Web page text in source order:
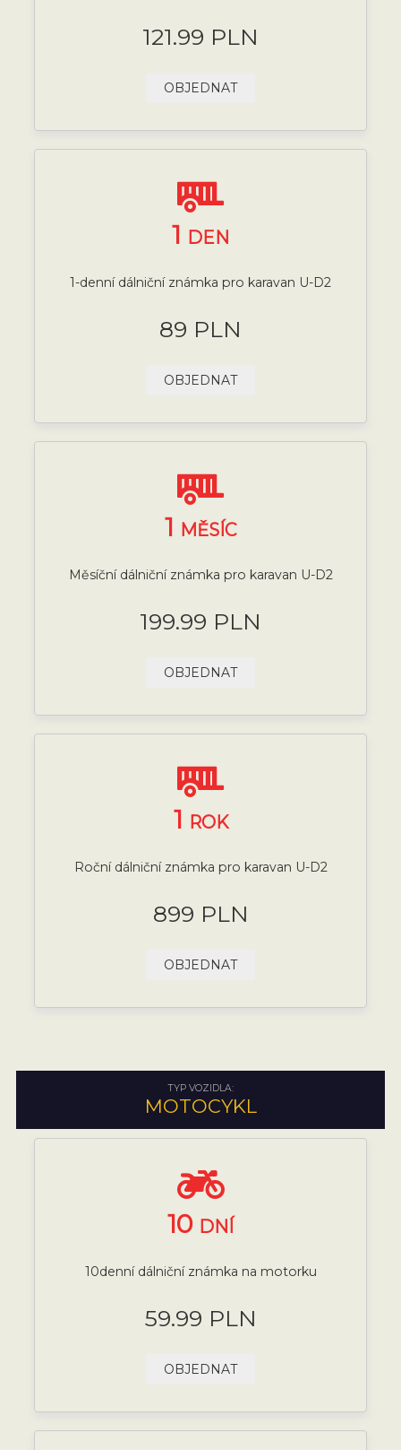
121.99 PLN
OBJEDNAT
1 DEN
1-denní dálniční známka pro karavan U-D2
89 PLN
OBJEDNAT
1 MĚSÍC
Měsíční dálniční známka pro karavan U-D2
199.99 PLN
OBJEDNAT
1 ROK
Roční dálniční známka pro karavan U-D2
899 PLN
OBJEDNAT
TYP VOZIDLA:
MOTOCYKL
10 DNÍ
10denní dálniční známka na motorku
59.99 PLN
OBJEDNAT